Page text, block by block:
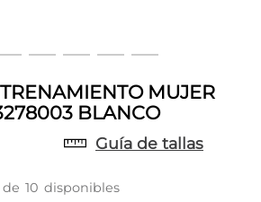
MUJER
BLANCO
Guía de tallas
10 disponibles